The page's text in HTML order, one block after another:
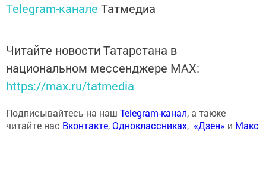
Telegram-канале Татмедиа
Читайте новости Татарстана в
национальном мессенджере MАХ:
https://max.ru/tatmedia
Подписывайтесь на наш Telegram-канал, а также
читайте нас Вконтакте,Одноклассниках, «Дзен» и Макс